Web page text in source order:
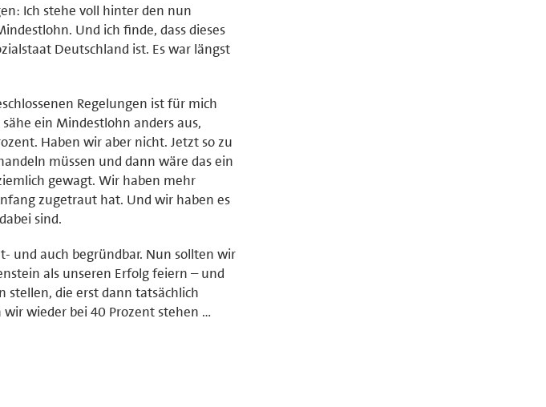
Ich stehe voll hinter den nun
Und ich finde, dass dieses
Deutschland ist. Es war längst
Regelungen ist für mich
ein Mindestlohn anders aus,
Haben wir aber nicht. Jetzt so zu
müssen und dann wäre das ein
gewagt. Wir haben mehr
zugetraut hat. Und wir haben es
sind.
und auch begründbar. Nun sollten wir
als unseren Erfolg feiern – und
stellen, die erst dann tatsächlich
wieder bei 40 Prozent stehen …